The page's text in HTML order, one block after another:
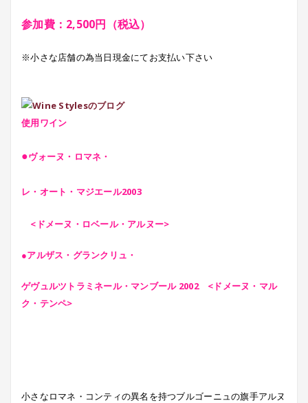
参加費：2,500円（税込）
※小さな店舗の為当日現金にてお支払い下さい
使用ワイン
●ヴォーヌ・ロマネ・
レ・オート・マジエール2003
<ドメーヌ・ロベール・アルヌー>
●アルザス・グランクリュ・
ゲヴュルツトラミネール・ マンブール 2002 <ドメーヌ・マル
ク・テンペ>
小さなロマネ・コンティの異名を持つブルゴーニュの旗手アルヌ